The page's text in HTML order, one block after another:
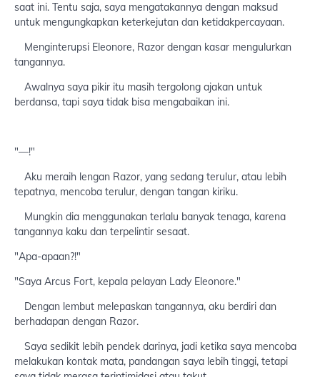
saat ini. Tentu saja, saya mengatakannya dengan maksud
untuk mengungkapkan keterkejutan dan ketidakpercayaan.
Menginterupsi Eleonore, Razor dengan kasar mengulurkan
tangannya.
Awalnya saya pikir itu masih tergolong ajakan untuk
berdansa, tapi saya tidak bisa mengabaikan ini.
"—!"
Aku meraih lengan Razor, yang sedang terulur, atau lebih
tepatnya, mencoba terulur, dengan tangan kiriku.
Mungkin dia menggunakan terlalu banyak tenaga, karena
tangannya kaku dan terpelintir sesaat.
"Apa-apaan?!"
"Saya Arcus Fort, kepala pelayan Lady Eleonore."
Dengan lembut melepaskan tangannya, aku berdiri dan
berhadapan dengan Razor.
Saya sedikit lebih pendek darinya, jadi ketika saya mencoba
melakukan kontak mata, pandangan saya lebih tinggi, tetapi